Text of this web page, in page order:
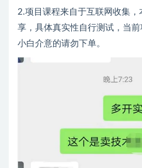
2.项目课程来自于互联网收集
享，具体真实性自行测试，当前
小白介意的请勿下单。